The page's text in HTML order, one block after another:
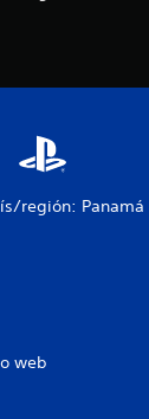
región: Panamá
web